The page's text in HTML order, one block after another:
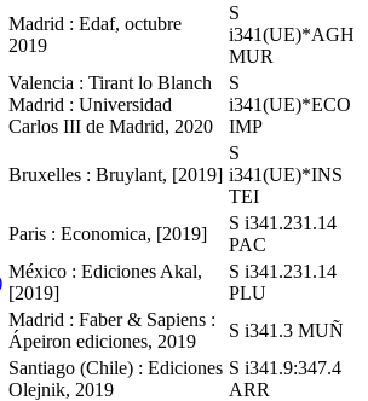
Madrid : Edaf, octubre
2019
S
i341(UE)*AGH
MUR
Valencia : Tirant lo Blanch
Madrid : Universidad
Carlos III de Madrid, 2020
S
i341(UE)*ECO
IMP
Bruxelles : Bruylant, [2019]
S
i341(UE)*INS
TEI
Paris : Economica, [2019]
S i341.231.14
PAC
México : Ediciones Akal,
[2019]
S i341.231.14
PLU
Madrid : Faber & Sapiens :
Ápeiron ediciones, 2019
S i341.3 MUÑ
Santiago (Chile) : Ediciones
Olejnik, 2019
S i341.9:347.4
ARR